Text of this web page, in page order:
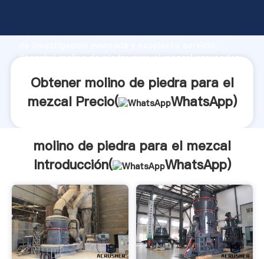
Agarrando fuerte capacidad de producción, fuerza
Shanghai molino de piedra para el mezcal proveedor
Obtener molino de piedra para el
mezcal Precio(
WhatsApp)
molino de piedra para el mezcal
Introducción(
WhatsApp)